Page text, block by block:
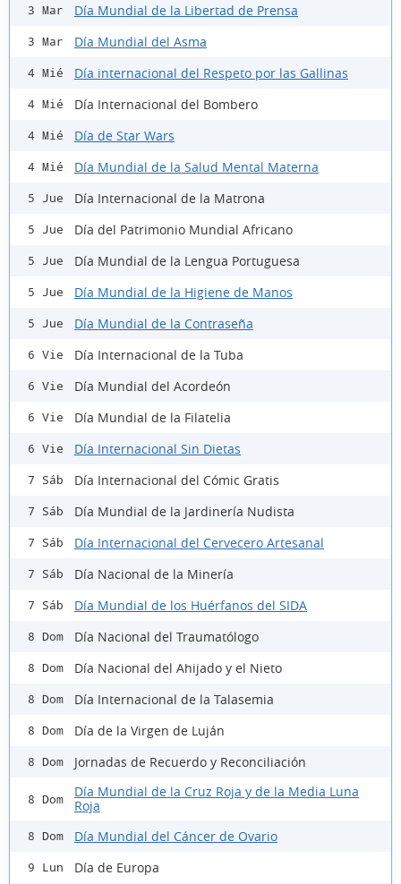
3 Mar Día Mundial de la Libertad de Prensa
3 Mar Día Mundial del Asma
4 Mié Día internacional del Respeto por las Gallinas
4 Mié Día Internacional del Bombero
4 Mié Día de Star Wars
4 Mié Día Mundial de la Salud Mental Materna
5 Jue Día Internacional de la Matrona
5 Jue Día del Patrimonio Mundial Africano
5 Jue Día Mundial de la Lengua Portuguesa
5 Jue Día Mundial de la Higiene de Manos
5 Jue Día Mundial de la Contraseña
6 Vie Día Internacional de la Tuba
6 Vie Día Mundial del Acordeón
6 Vie Día Mundial de la Filatelia
6 Vie Día Internacional Sin Dietas
7 Sáb Día Internacional del Cómic Gratis
7 Sáb Día Mundial de la Jardinería Nudista
7 Sáb Día Internacional del Cervecero Artesanal
7 Sáb Día Nacional de la Minería
7 Sáb Día Mundial de los Huérfanos del SIDA
8 Dom Día Nacional del Traumatólogo
8 Dom Día Nacional del Ahijado y el Nieto
8 Dom Día Internacional de la Talasemia
8 Dom Día de la Virgen de Luján
8 Dom Jornadas de Recuerdo y Reconciliación
8 Dom
Día Mundial de la Cruz Roja y de la Media Luna
Roja
8 Dom Día Mundial del Cáncer de Ovario
9 Lun Día de Europa